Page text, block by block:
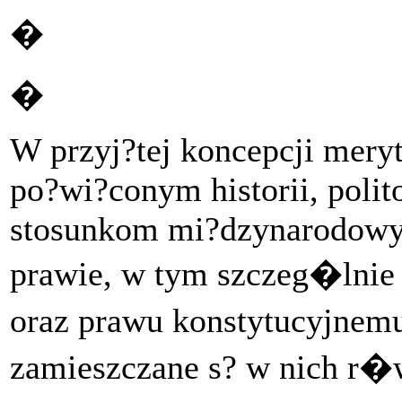
�
�
W przyj?tej koncepcji
po?wi?conym historii,
stosunkom
prawie, w tym
oraz prawu
zamieszczane s? w nich